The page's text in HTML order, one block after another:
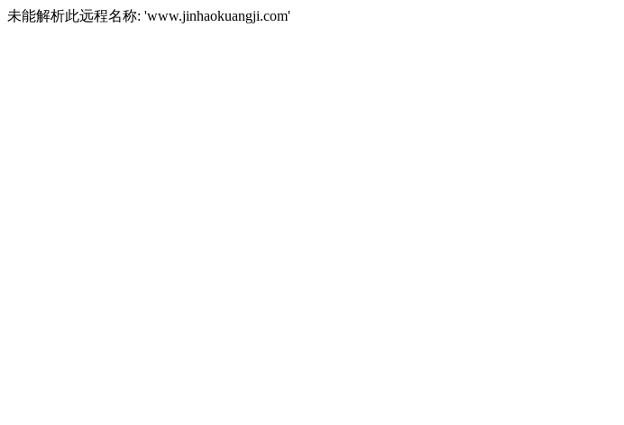
未能解析此远程名称: 'www.jinhaokuangji.com'